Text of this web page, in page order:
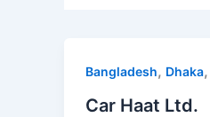
Bangladesh, Dhaka,
Car Haat Ltd.